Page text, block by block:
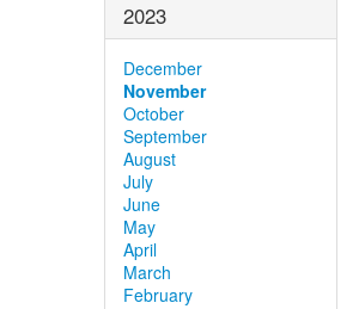
2023
December
November
October
September
August
July
June
May
April
March
February